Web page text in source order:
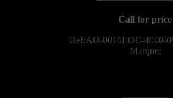
Call for price
Ref:AO-0010LOC-4000-
Marque: